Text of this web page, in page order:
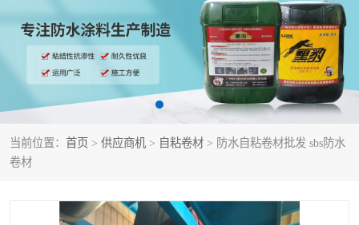
当前位置： 首页 > 供应商机 > 自粘卷材 > 防水自粘卷材批发 sbs防水
卷材
黑豹防水胶 建筑108胶水
乳化沥青防水涂料 自粘卷材
非固化橡胶防水涂料